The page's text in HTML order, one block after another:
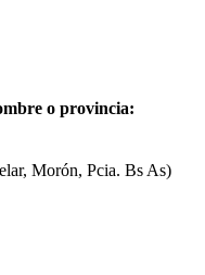
o provincia:
Morón, Pcia. Bs As)